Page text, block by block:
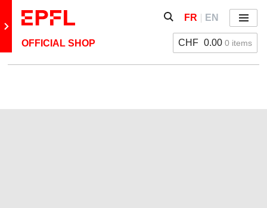
Retour au site principal
OFFICIAL SHOP
Afficher / masquer le
FR EN Menu
CHF 0.00 0 items